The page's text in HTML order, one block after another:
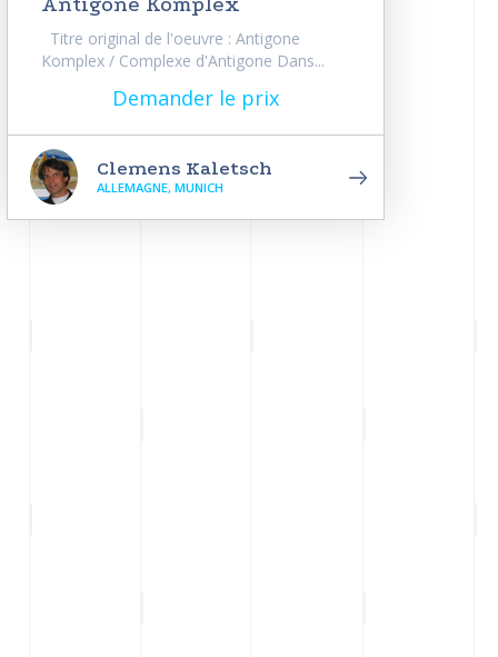
Titre original de l'oeuvre : Antigone
Komplex / Complexe d'Antigone Dans...
Demander le prix
Clemens Kaletsch
ALLEMAGNE, MUNICH